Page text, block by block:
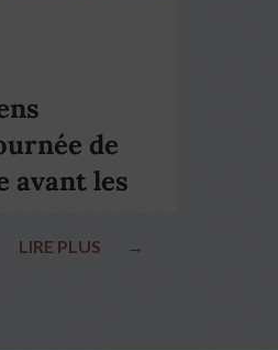
de
avant les
LIRE PLUS →